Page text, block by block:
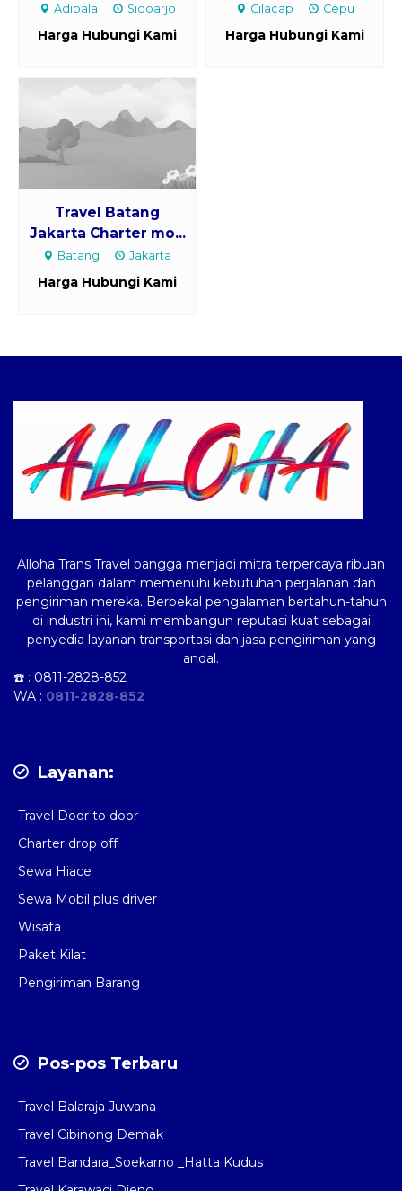
Adipala Sidoarjo
Harga Hubungi Kami
Cilacap Cepu
Harga Hubungi Kami
Travel Batang
Jakarta Charter mo...
Batang Jakarta
Harga Hubungi Kami
Alloha Trans Travel bangga menjadi mitra terpercaya ribuan
pelanggan dalam memenuhi kebutuhan perjalanan dan
pengiriman mereka. Berbekal pengalaman bertahun-tahun
di industri ini, kami membangun reputasi kuat sebagai
penyedia layanan transportasi dan jasa pengiriman yang
andal.
☎️ : 0811-2828-852
WA : 0811-2828-852
Layanan:
Travel Door to door
Charter drop off
Sewa Hiace
Sewa Mobil plus driver
Wisata
Paket Kilat
Pengiriman Barang
Pos-pos Terbaru
Travel Balaraja Juwana
Travel Cibinong Demak
Travel Bandara_Soekarno _Hatta Kudus